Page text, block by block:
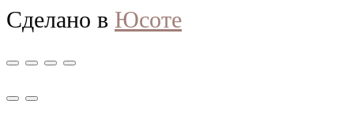
Сделано в Юсоте